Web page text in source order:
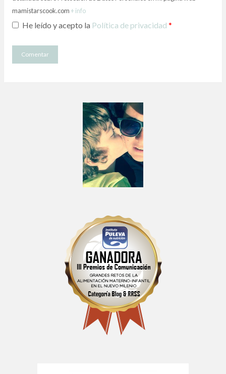
mamistarscook.com+ info
He leído y acepto la Política de privacidad *